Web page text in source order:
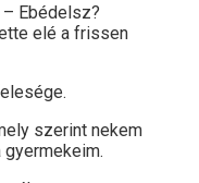
Ebédelsz?
elé a frissen
szerint nekem